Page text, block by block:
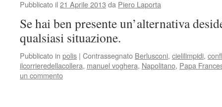
Pubblicato il 21 Aprile 2013 da Piero Laporta
Se hai ben presente un’alternativa
qualsiasi situazione.
Pubblicato in polis | Contrassegnato Berlusconi, cielilimpidi,
ilcorrieredellacollera, manuel voghera, Napolitano, Papa
un commento